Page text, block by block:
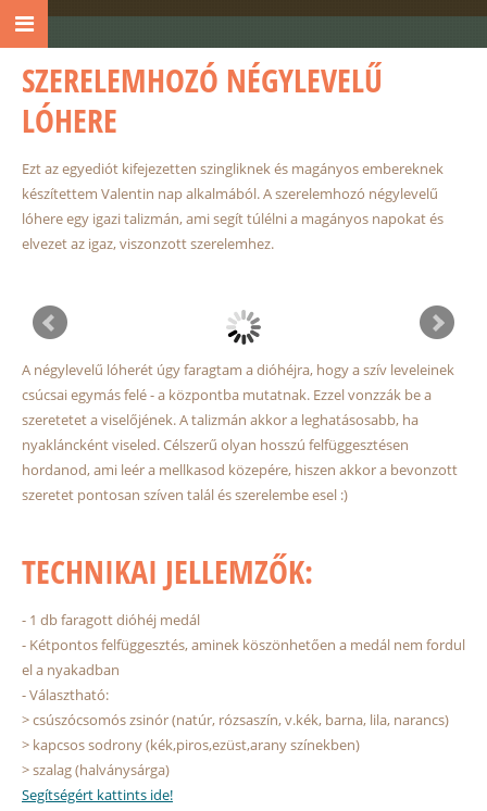
SZERELEMHOZÓ NÉGYLEVELŰ
LÓHERE
Ezt az egyediót kifejezetten szingliknek és magányos embereknek
készítettem Valentin nap alkalmából. A szerelemhozó négylevelű
lóhere egy igazi talizmán, ami segít túlélni a magányos napokat és
elvezet az igaz, viszonzott szerelemhez.
A négylevelű lóherét úgy faragtam a dióhéjra, hogy a szív leveleinek
csúcsai egymás felé - a központba mutatnak. Ezzel vonzzák be a
szeretetet a viselőjének. A talizmán akkor a leghatásosabb, ha
nyakláncként viseled. Célszerű olyan hosszú felfüggesztésen
hordanod, ami leér a mellkasod közepére, hiszen akkor a bevonzott
szeretet pontosan szíven talál és szerelembe esel :)
TECHNIKAI JELLEMZŐK:
- 1 db faragott dióhéj medál
- Kétpontos felfüggesztés, aminek köszönhetően a medál nem fordul
el a nyakadban
- Választható:
> csúszócsomós zsinór (natúr, rózsaszín, v.kék, barna, lila, narancs)
> kapcsos sodrony (kék,piros,ezüst,arany színekben)
> szalag (halványsárga)
Segítségért kattints ide!